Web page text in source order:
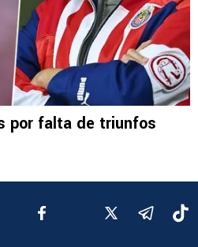
por falta de triunfos